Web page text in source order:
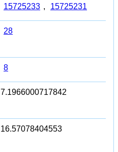
15725233 , 15725231
28
8
7.1966000717842
16.57078404553